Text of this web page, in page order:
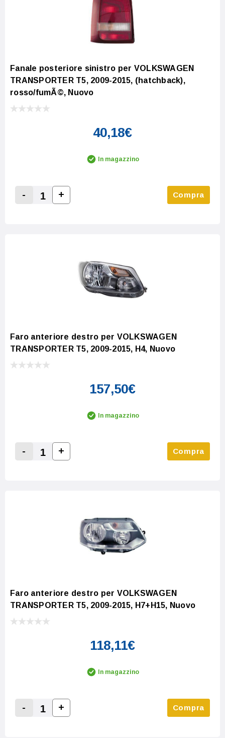
Fanale posteriore sinistro per VOLKSWAGEN
TRANSPORTER T5, 2009-2015, (hatchback),
rosso/fumÃ©, Nuovo
40,18€
In magazzino
Decrease Quantity:
-
Increase Quantity:
+ Compra
Faro anteriore destro per VOLKSWAGEN
TRANSPORTER T5, 2009-2015, H4, Nuovo
157,50€
In magazzino
Decrease Quantity:
-
Increase Quantity:
+ Compra
Faro anteriore destro per VOLKSWAGEN
TRANSPORTER T5, 2009-2015, H7+H15, Nuovo
118,11€
In magazzino
Decrease Quantity:
-
Increase Quantity:
+ Compra